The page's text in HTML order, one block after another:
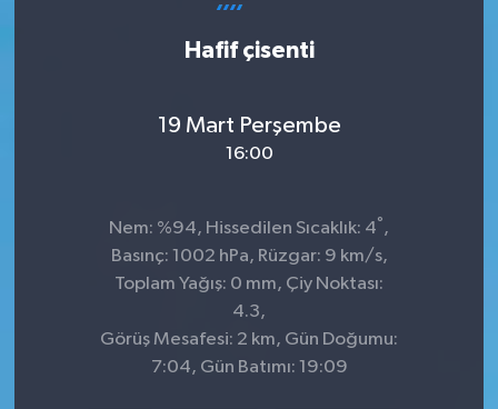
Hafif çisenti
19 Mart Perşembe
16:00
Nem: %94, Hissedilen Sıcaklık: 4° ,
Basınç: 1002 hPa, Rüzgar: 9 km/s,
Toplam Yağış: 0 mm, Çiy Noktası:
4.3,
Görüş Mesafesi: 2 km, Gün Doğumu:
7:04, Gün Batımı: 19:09